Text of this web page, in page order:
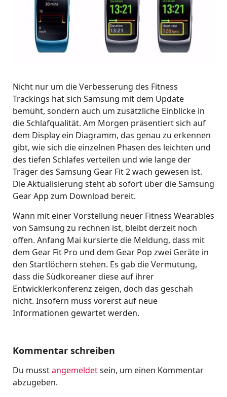
Nicht nur um die Verbesserung des Fitness
Trackings hat sich Samsung mit dem Update
bemüht, sondern auch um zusätzliche Einblicke in
die Schlafqualität. Am Morgen präsentiert sich auf
dem Display ein Diagramm, das genau zu erkennen
gibt, wie sich die einzelnen Phasen des leichten und
des tiefen Schlafes verteilen und wie lange der
Träger des Samsung Gear Fit 2 wach gewesen ist.
Die Aktualisierung steht ab sofort über die Samsung
Gear App zum Download bereit.
Wann mit einer Vorstellung neuer Fitness Wearables
von Samsung zu rechnen ist, bleibt derzeit noch
offen. Anfang Mai kursierte die Meldung, dass mit
dem Gear Fit Pro und dem Gear Pop zwei Geräte in
den Startlöchern stehen. Es gab die Vermutung,
dass die Südkoreaner diese auf ihrer
Entwicklerkonferenz zeigen, doch das geschah
nicht. Insofern muss vorerst auf neue
Informationen gewartet werden.
Kommentar schreiben
Du musstangemeldetsein, um einen Kommentar
abzugeben.